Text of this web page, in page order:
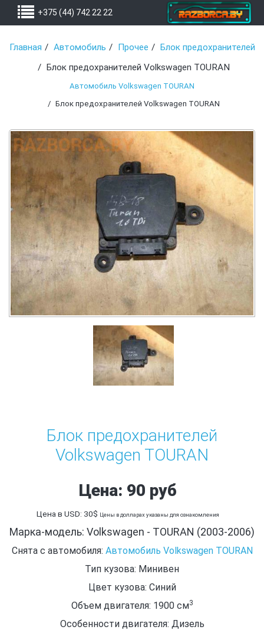
+375 (44) 742 22 22
Главная Автомобиль Прочее
Блок предохранителей
Блок предохранителей Volkswagen TOURAN
Автомобиль Volkswagen TOURAN
Блок предохранителей Volkswagen TOURAN
Блок предохранителей
Volkswagen TOURAN
Цена: 90 руб
Цена в USD: 30$ Цены в долларах указаны для ознакомления
Марка-модель: Volkswagen - TOURAN (2003-2006)
Снята с автомобиля: Автомобиль Volkswagen TOURAN
Тип кузова: Минивен
Цвет кузова: Синий
Объем двигателя: 1900 см3
Особенности двигателя: Дизель